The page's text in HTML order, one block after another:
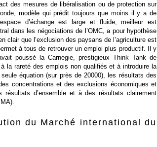
des mesures de libéralisation ou de protection sur
modèle qui prédit toujours que moins il y a de
d’échange est large et fluide, meilleur est
dans les négociations de l’OMC, a pour hypothèse
clair que l’exclusion des paysans de l’agriculture est
à tous de retrouver un emploi plus productif. Il y
poussé la Carnegie, prestigieux Think Tank de
la rareté des emplois non qualifiés et à introduire la
équation (sur près de 20000), les résultats des
concentrations et des exclusions économiques et
d’ensemble et à des résultats clairement
du Marché international du